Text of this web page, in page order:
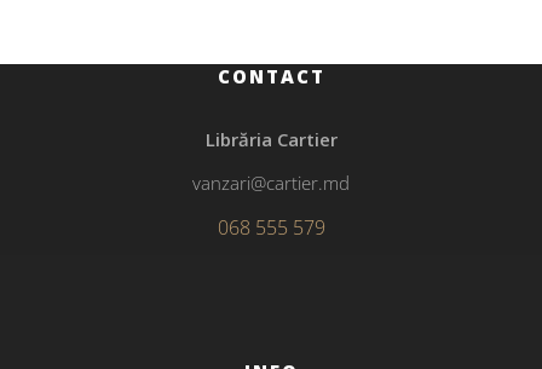
CONTACT
Librăria Cartier
vanzari@cartier.md
068 555 579